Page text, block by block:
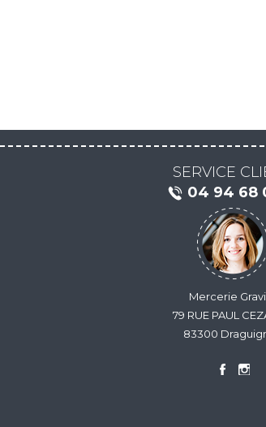
SERVICE
04 94 68
Mercerie
79 RUE PAUL
83300